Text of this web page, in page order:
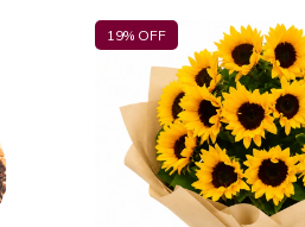
19% OFF